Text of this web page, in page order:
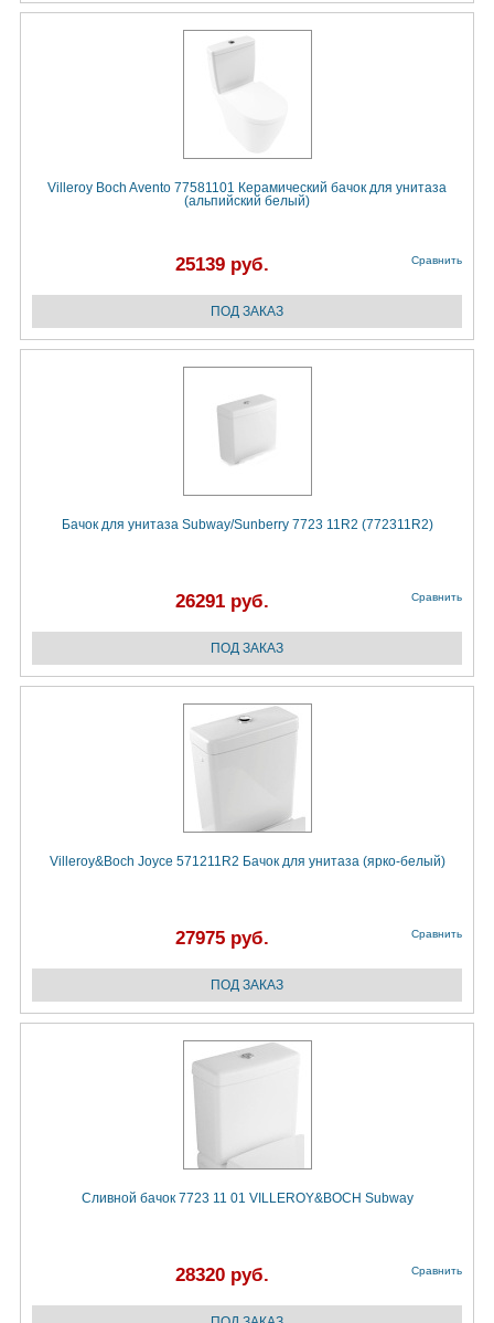
Villeroy Boch Avento 77581101 Керамический бачок для унитаза
(альпийский белый)
25139 руб. Сравнить
Бачок для унитаза Subway/Sunberry 7723 11R2 (772311R2)
26291 руб. Сравнить
Villeroy&Boch Joyce 571211R2 Бачок для унитаза (ярко-белый)
27975 руб. Сравнить
Сливной бачок 7723 11 01 VILLEROY&BOCH Subway
28320 руб. Сравнить